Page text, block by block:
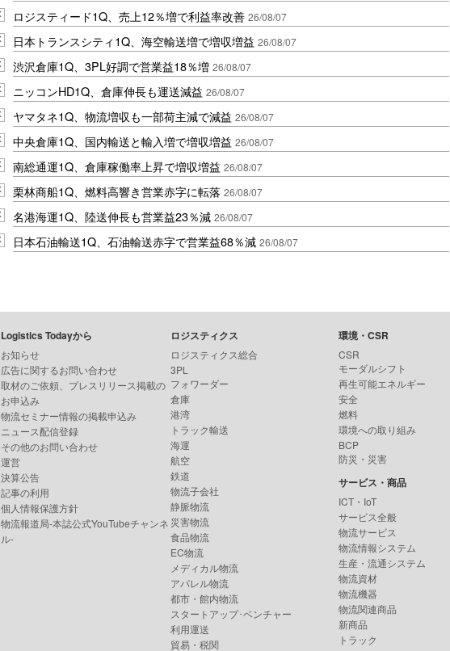
ロジスティード1Q、売上12％増で利益率改善 26/08/07
日本トランスシティ1Q、海空輸送増で増収増益 26/08/07
渋沢倉庫1Q、3PL好調で営業益18％増 26/08/07
ニッコンHD1Q、倉庫伸長も運送減益 26/08/07
ヤマタネ1Q、物流増収も一部荷主減で減益 26/08/07
中央倉庫1Q、国内輸送と輸入増で増収増益 26/08/07
南総通運1Q、倉庫稼働率上昇で増収増益 26/08/07
栗林商船1Q、燃料高響き営業赤字に転落 26/08/07
名港海運1Q、陸送伸長も営業益23％減 26/08/07
日本石油輸送1Q、石油輸送赤字で営業益68％減 26/08/07
Logistics Todayから
お知らせ
広告に関するお問い合わせ
取材のご依頼、プレスリリース掲載の
お申込み
物流セミナー情報の掲載申込み
ニュース配信登録
その他のお問い合わせ
運営
決算公告
記事の利用
個人情報保護方針
物流報道局-本誌公式YouTubeチャンネ
ル-
ロジスティクス
ロジスティクス総合
3PL
フォワーダー
倉庫
港湾
トラック輸送
海運
航空
鉄道
物流子会社
静脈物流
災害物流
食品物流
EC物流
メディカル物流
アパレル物流
都市・館内物流
スタートアップ･ベンチャー
利用運送
貿易・税関
環境・CSR
CSR
モーダルシフト
再生可能エネルギー
安全
燃料
環境への取り組み
BCP
防災・災害
サービス・商品
ICT・IoT
サービス全般
物流サービス
物流情報システム
生産・流通システム
物流資材
物流機器
物流関連商品
新商品
トラック